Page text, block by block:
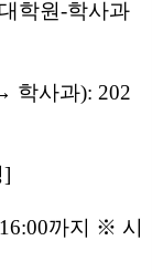
학원-학사과
학사과): 202
]
까지 ※ 시